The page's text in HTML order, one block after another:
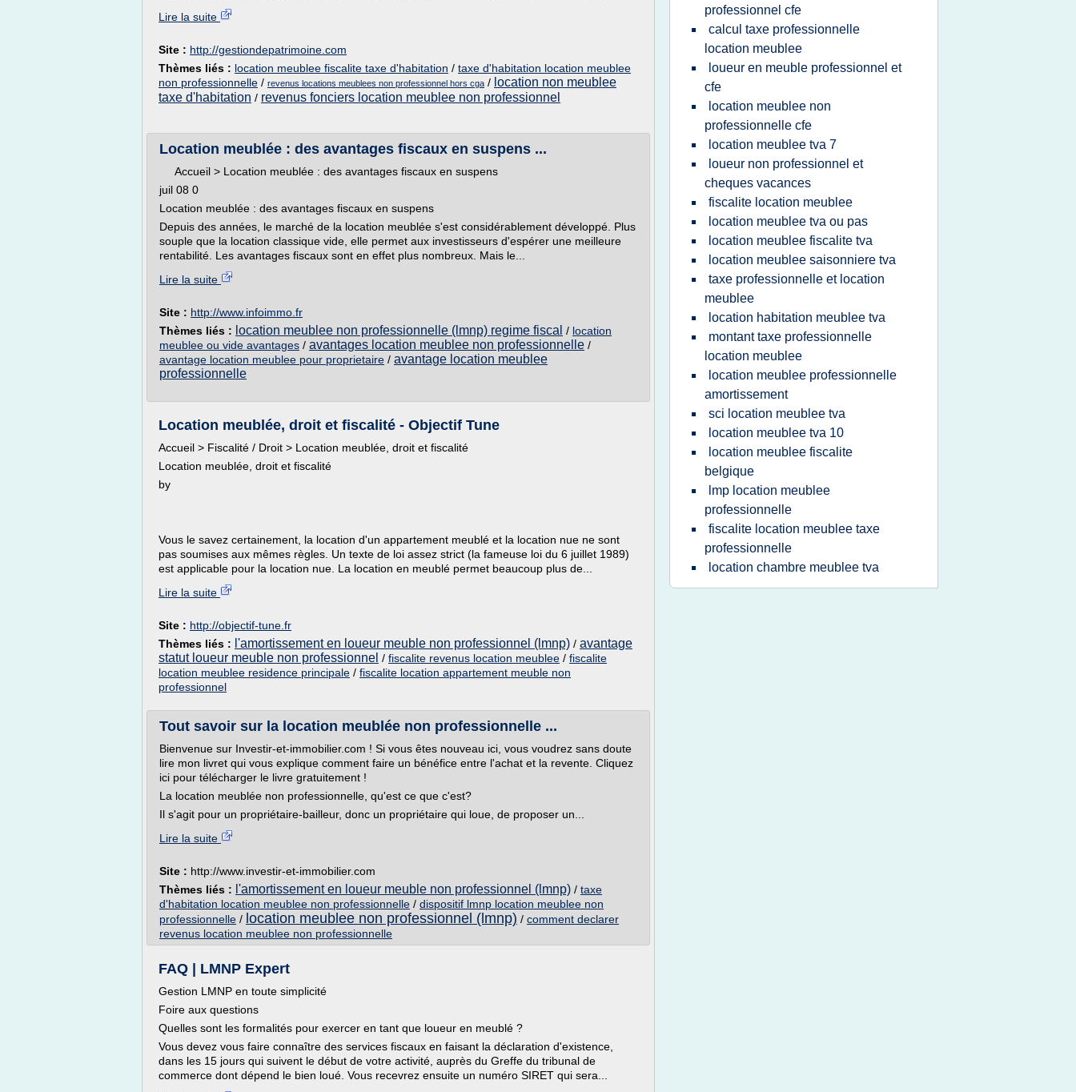
Lire la suite
Site : http://gestiondepatrimoine.com
Thèmes liés : location meublee fiscalite taxe d'habitation / taxe d'habitation location meublee
non professionnelle / revenus locations meublees non professionnel hors cga / location non meublee
taxe d'habitation / revenus fonciers location meublee non professionnel
Location meublée : des avantages fiscaux en suspens ...
Accueil > Location meublée : des avantages fiscaux en suspens
juil 08 0
Location meublée : des avantages fiscaux en suspens
Depuis des années, le marché de la location meublée s'est considérablement développé. Plus
souple que la location classique vide, elle permet aux investisseurs d'espérer une meilleure
rentabilité. Les avantages fiscaux sont en effet plus nombreux. Mais le...
Lire la suite
Site : http://www.infoimmo.fr
Thèmes liés : location meublee non professionnelle (lmnp) regime fiscal / location
meublee ou vide avantages / avantages location meublee non professionnelle /
avantage location meublee pour proprietaire / avantage location meublee
professionnelle
Location meublée, droit et fiscalité - Objectif Tune
Accueil > Fiscalité / Droit > Location meublée, droit et fiscalité
Location meublée, droit et fiscalité
by
Vous le savez certainement, la location d'un appartement meublé et la location nue ne sont
pas soumises aux mêmes règles. Un texte de loi assez strict (la fameuse loi du 6 juillet 1989)
est applicable pour la location nue. La location en meublé permet beaucoup plus de...
Lire la suite
Site : http://objectif-tune.fr
Thèmes liés : l'amortissement en loueur meuble non professionnel (lmnp) / avantage
statut loueur meuble non professionnel / fiscalite revenus location meublee / fiscalite
location meublee residence principale / fiscalite location appartement meuble non
professionnel
Tout savoir sur la location meublée non professionnelle ...
Bienvenue sur Investir-et-immobilier.com ! Si vous êtes nouveau ici, vous voudrez sans doute
lire mon livret qui vous explique comment faire un bénéfice entre l'achat et la revente. Cliquez
ici pour télécharger le livre gratuitement !
La location meublée non professionnelle, qu'est ce que c'est?
Il s'agit pour un propriétaire-bailleur, donc un propriétaire qui loue, de proposer un...
Lire la suite
Site : http://www.investir-et-immobilier.com
Thèmes liés : l'amortissement en loueur meuble non professionnel (lmnp) / taxe
d'habitation location meublee non professionnelle / dispositif lmnp location meublee non
professionnelle / location meublee non professionnel (lmnp) / comment declarer
revenus location meublee non professionnelle
FAQ | LMNP Expert
Gestion LMNP en toute simplicité
Foire aux questions
Quelles sont les formalités pour exercer en tant que loueur en meublé ?
Vous devez vous faire connaître des services fiscaux en faisant la déclaration d'existence,
dans les 15 jours qui suivent le début de votre activité, auprès du Greffe du tribunal de
commerce dont dépend le bien loué. Vous recevrez ensuite un numéro SIRET qui sera...
professionnel cfe
calcul taxe professionnelle
location meublee
loueur en meuble professionnel et
cfe
location meublee non
professionnelle cfe
location meublee tva 7
loueur non professionnel et
cheques vacances
fiscalite location meublee
location meublee tva ou pas
location meublee fiscalite tva
location meublee saisonniere tva
taxe professionnelle et location
meublee
location habitation meublee tva
montant taxe professionnelle
location meublee
location meublee professionnelle
amortissement
sci location meublee tva
location meublee tva 10
location meublee fiscalite
belgique
lmp location meublee
professionnelle
fiscalite location meublee taxe
professionnelle
location chambre meublee tva